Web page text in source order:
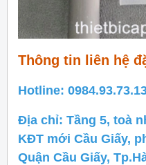
Thông tin liên hệ
Hotline:
Địa chỉ: Tầng 5, toà
KĐT mới Cầu Giấy,
Quận Cầu Giấy,